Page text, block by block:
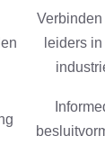
Verbinden
leiders